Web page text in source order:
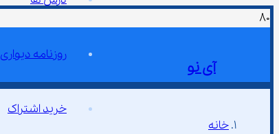
آی نو
روزنامه دیواری
خرید اشتراک
خانه